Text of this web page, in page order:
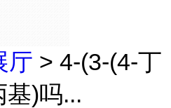
厅 > 4-(3-(4-丁
)吗...